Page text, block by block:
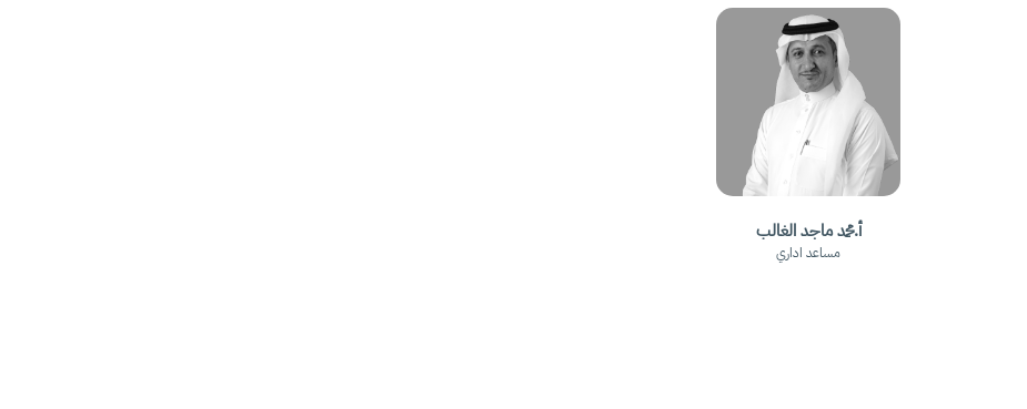
أ.محمد ماجد الغالب
مساعد اداري